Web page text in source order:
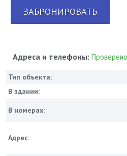
ЗАБРОНИРОВАТЬ
Адреса и телефоны:
Тип объекта:
В здании:
В номерах:
Адрес: